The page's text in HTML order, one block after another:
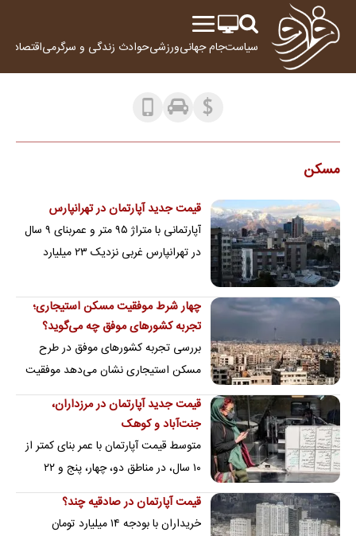
سیاستجام جهانیورزشیحوادث زندگی و سرگرمیاقتصاد
مسکن
قیمت جدید آپارتمان در تهرانپارس
آپارتمانی با متراژ ۹۵ متر و عمربنای ۹ سال
در تهرانپارس غربی نزدیک ۲۳ میلیارد
چهار شرط موفقیت مسکن استیجاری؛
تجربه کشورهای موفق چه می‌گوید؟
بررسی تجربه کشورهای موفق در طرح
مسکن استیجاری نشان می‌دهد موفقیت
این طرح به نحوه اجرا، تامین منابع مالی و
عرضه مستمر…
قیمت جدید آپارتمان در مرزداران،
جنت‌آباد و کوهک
متوسط قیمت آپارتمان با عمر بنای کمتر از
۱۰ سال، در مناطق دو، چهار، پنج و ۲۲
تهران، متری ۳۰۳ میلیون تومان است
قیمت آپارتمان در صادقیه چند؟
خریداران با بودجه ۱۴ میلیارد تومان